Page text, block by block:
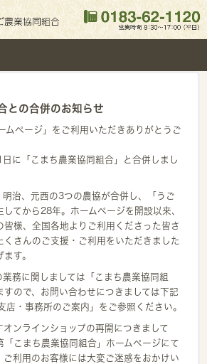
との合併のお知らせ
ムページ」をご利用いただきありがとうご
に「こまち農業協同組合」と合併しまし
治、元西の3つの農協が合併し、「うご
てから28年。ホームページを開設以来、
様、全国各地よりご利用くださった皆さ
くさんのご支援・ご利用をいただきました
す。
務に関しましては「こまち農業協同組
ので、お問い合わせにつきましては下記
店・事務所のご案内」をご参照ください。
ンラインショップの再開につきまして
「こまち農業協同組合」ホームページにて
ご利用のお客様には大変ご迷惑をおかけい